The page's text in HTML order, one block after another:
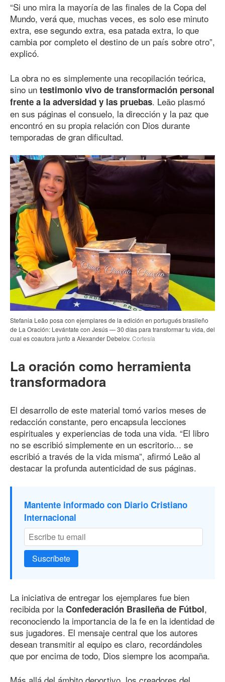
“Si uno mira la mayoría de las finales de la Copa del
Mundo, verá que, muchas veces, es solo ese minuto
extra, ese segundo extra, esa patada extra, lo que
cambia por completo el destino de un país sobre otro”,
explicó.
La obra no es simplemente una recopilación teórica,
sino un testimonio vivo de transformación personal
frente a la adversidad y las pruebas. Leão plasmó
en sus páginas el consuelo, la dirección y la paz que
encontró en su propia relación con Dios durante
temporadas de gran dificultad.
Stefania Leão posa con ejemplares de la edición en portugués brasileño
de La Oración: Levántate con Jesús — 30 días para transformar tu vida, del
cual es coautora junto a Alexander Debelov. Cortesía
La oración como herramienta
transformadora
El desarrollo de este material tomó varios meses de
redacción constante, pero encapsula lecciones
espirituales y experiencias de toda una vida. “El libro
no se escribió simplemente en un escritorio... se
escribió a través de la vida misma”, afirmó Leão al
destacar la profunda autenticidad de sus páginas.
Mantente informado con Diario Cristiano
Internacional
Suscríbete
La iniciativa de entregar los ejemplares fue bien
recibida por la Confederación Brasileña de Fútbol,
reconociendo la importancia de la fe en la identidad de
sus jugadores. El mensaje central que los autores
desean transmitir al equipo es claro, recordándoles
que por encima de todo, Dios siempre los acompaña.